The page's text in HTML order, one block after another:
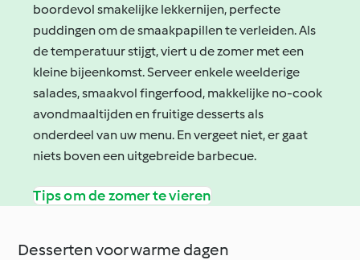
boordevol smakelijke lekkernijen, perfecte
puddingen om de smaakpapillen te verleiden. Als
de temperatuur stijgt, viert u de zomer met een
kleine bijeenkomst. Serveer enkele weelderige
salades, smaakvol fingerfood, makkelijke no-cook
avondmaaltijden en fruitige desserts als
onderdeel van uw menu. En vergeet niet, er gaat
niets boven een uitgebreide barbecue.
Tips om de zomer te vieren
Desserten voor warme dagen